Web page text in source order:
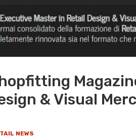
& Visual
NEWS